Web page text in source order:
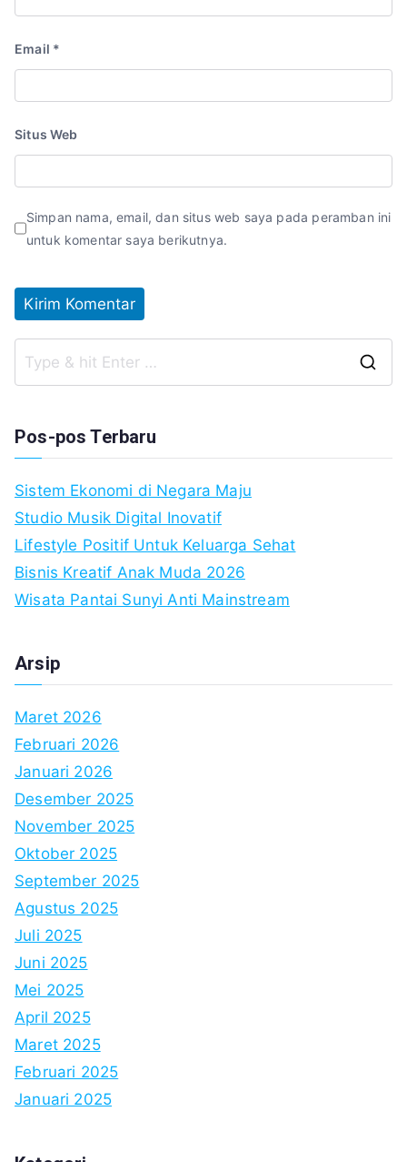
Email *
Situs Web
Simpan nama, email, dan situs web saya pada peramban ini
untuk komentar saya berikutnya.
Pos-pos Terbaru
Sistem Ekonomi di Negara Maju
Studio Musik Digital Inovatif
Lifestyle Positif Untuk Keluarga Sehat
Bisnis Kreatif Anak Muda 2026
Wisata Pantai Sunyi Anti Mainstream
Arsip
Maret 2026
Februari 2026
Januari 2026
Desember 2025
November 2025
Oktober 2025
September 2025
Agustus 2025
Juli 2025
Juni 2025
Mei 2025
April 2025
Maret 2025
Februari 2025
Januari 2025